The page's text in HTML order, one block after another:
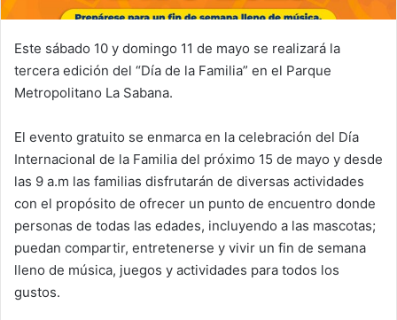
Este sábado 10 y domingo 11 de mayo se realizará la
tercera edición del “Día de la Familia” en el Parque
Metropolitano La Sabana.
El evento gratuito se enmarca en la celebración del Día
Internacional de la Familia del próximo 15 de mayo y desde
las 9 a.m las familias disfrutarán de diversas actividades
con el propósito de ofrecer un punto de encuentro donde
personas de todas las edades, incluyendo a las mascotas;
puedan compartir, entretenerse y vivir un fin de semana
lleno de música, juegos y actividades para todos los
gustos.